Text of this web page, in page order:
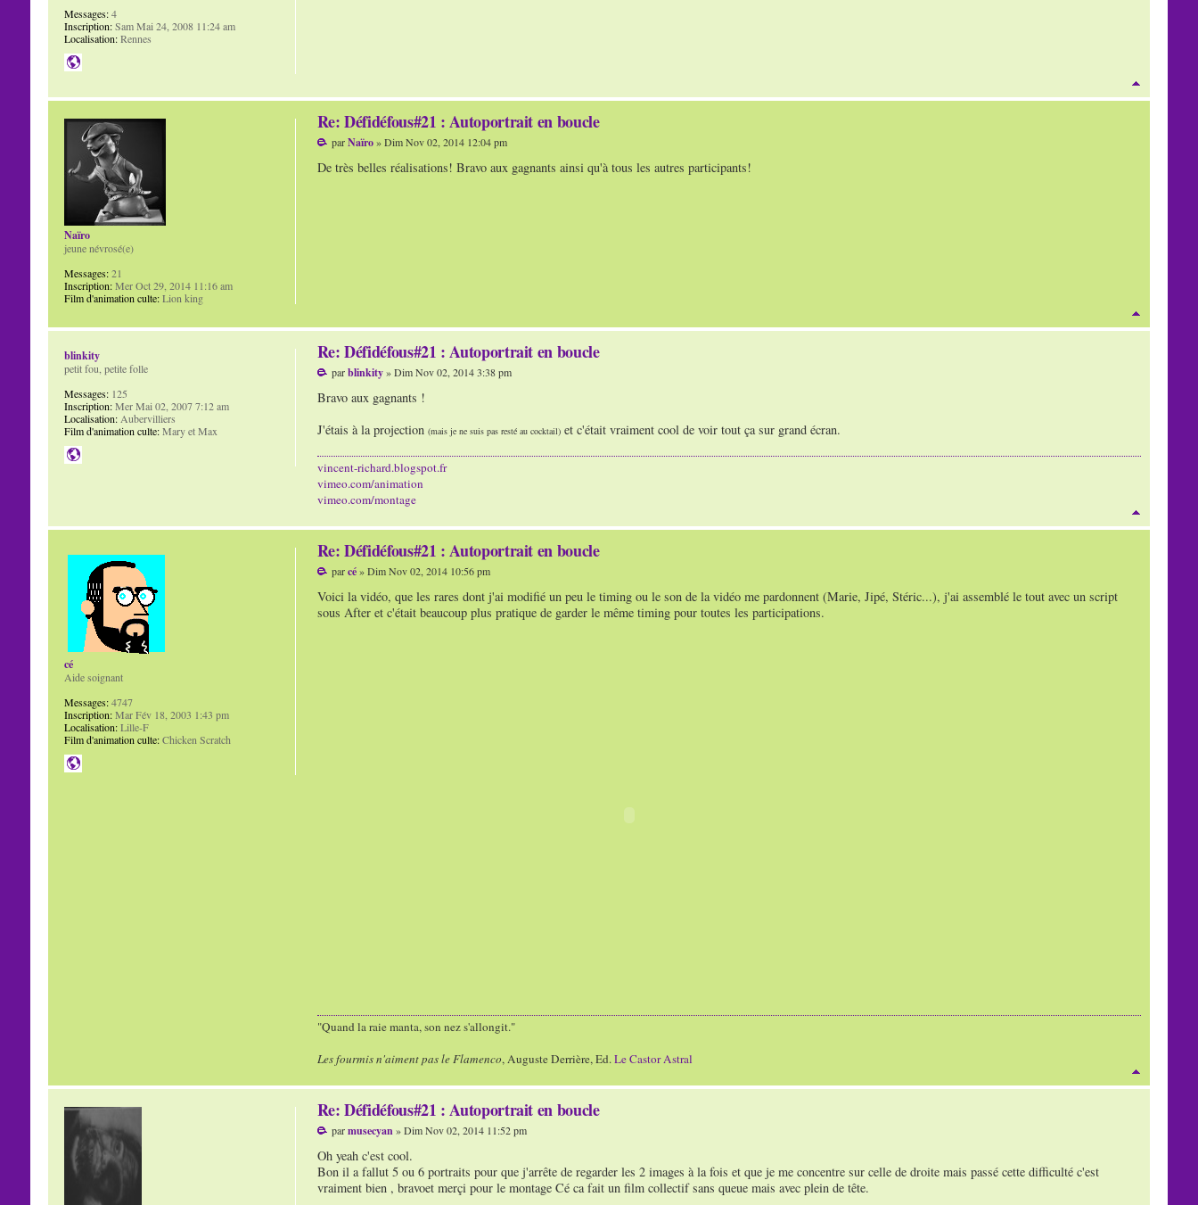
Messages:4
Inscription:Sam Mai 24, 2008 11:24 am
Localisation:Rennes
Re: Défidéfous#21 : Autoportrait en boucle
parNaïro» Dim Nov 02, 2014 12:04 pm
De très belles réalisations! Bravo aux gagnants ainsi qu'à tous les autres participants!
Naïro
jeune névrosé(e)
Messages:21
Inscription:Mer Oct 29, 2014 11:16 am
Film d'animation culte:Lion king
Re: Défidéfous#21 : Autoportrait en boucle
parblinkity» Dim Nov 02, 2014 3:38 pm
Bravo aux gagnants !
J'étais à la projection (mais je ne suis pas resté au cocktail)et c'était vraiment cool de voir tout ça sur grand écran.
vincent-richard.blogspot.fr
vimeo.com/animation
vimeo.com/montage
blinkity
petit fou, petite folle
Messages:125
Inscription:Mer Mai 02, 2007 7:12 am
Localisation:Aubervilliers
Film d'animation culte:Mary et Max
Re: Défidéfous#21 : Autoportrait en boucle
parcé» Dim Nov 02, 2014 10:56 pm
Voici la vidéo, que les rares dont j'ai modifié un peu le timing ou le son de la vidéo me pardonnent (Marie, Jipé, Stéric...), j'ai assemblé le tout avec un script
sous After et c'était beaucoup plus pratique de garder le même timing pour toutes les participations.
"Quand la raie manta, son nez s'allongit."
Les fourmis n'aiment pas le Flamenco, Auguste Derrière, Ed.Le Castor Astral
cé
Aide soignant
Messages:4747
Inscription:Mar Fév 18, 2003 1:43 pm
Localisation:Lille-F
Film d'animation culte:Chicken Scratch
Re: Défidéfous#21 : Autoportrait en boucle
parmusecyan» Dim Nov 02, 2014 11:52 pm
Oh yeah c'est cool.
Bon il a fallut 5 ou 6 portraits pour que j'arrête de regarder les 2 images à la fois et que je me concentre sur celle de droite mais passé cette difficulté c'est
vraiment bien , bravoet merçi pour le montage Cé ca fait un film collectif sans queue mais avec plein de tête.